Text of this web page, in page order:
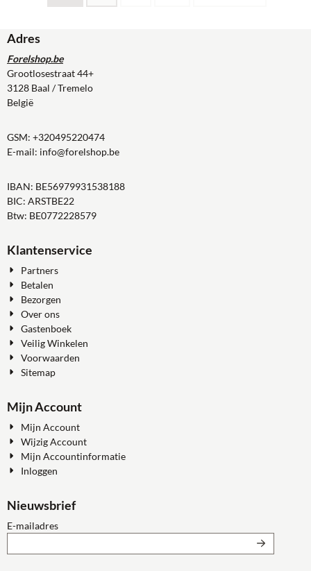
Adres
Forelshop.be
Grootlosestraat 44+
3128 Baal / Tremelo
België
GSM: +320495220474
E-mail: info@forelshop.be
IBAN: BE56979931538188
BIC: ARSTBE22
Btw: BE0772228579
Klantenservice
Partners
Betalen
Bezorgen
Over ons
Gastenboek
Veilig Winkelen
Voorwaarden
Sitemap
Mijn Account
Mijn Account
Wijzig Account
Mijn Accountinformatie
Inloggen
Nieuwsbrief
E-mailadresVul je e-mailadres in voor de nieuwsbrief